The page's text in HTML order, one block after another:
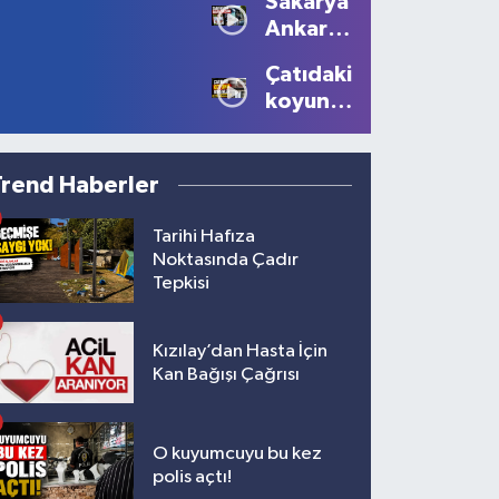
Ediyor
10 bin
lira ceza
Ankara'ya
çağrısı
Çatıdaki
koyunu
gözlerine
inanamadı!
Haberler
Tarihi Hafıza
Noktasında Çadır
Tepkisi
Kızılay’dan Hasta İçin
Kan Bağışı Çağrısı
O kuyumcuyu bu kez
polis açtı!